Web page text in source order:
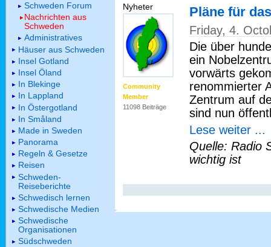
Nyheter
Community
Member
11098 Beiträge
Pläne für
Friday, 4.
Die über
ein
vorwärts
renommierter
Zentrum auf
sind nun
Lese weiter ...
Quelle: Radio
wichtig ist
Schweden Forum
Nachrichten aus
Schweden
Administratives
Häuser aus Schweden
Insel Gotland
Insel Öland
In Blekinge
In Lappland
In Östergotland
In Småland
Made in Sweden
Panorama
Regeln & Gesetze
Reisen
Schweden-
Reiseberichte
Schwedisch lernen
Schwedische Medien
Schwedische
Organisationen
Südschweden